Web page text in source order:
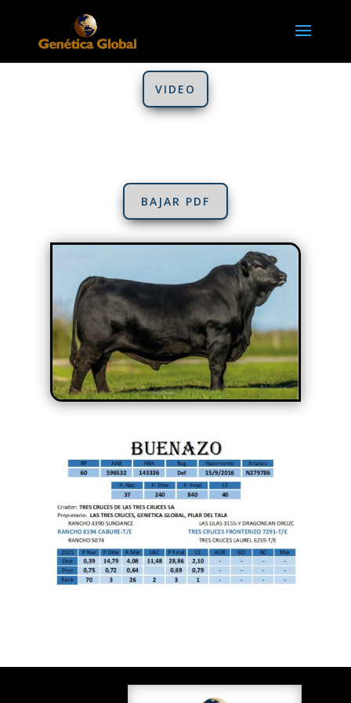
VIDEO
BAJAR PDF